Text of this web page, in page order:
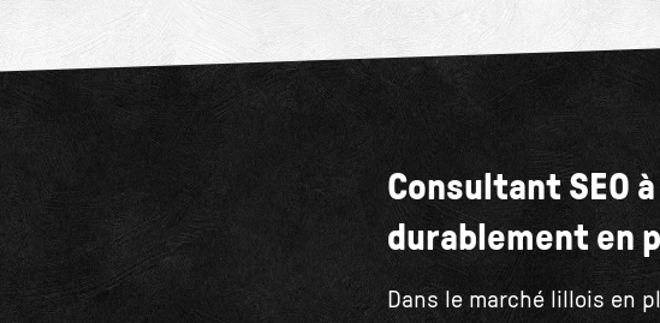
Consultant SEO
durablement en
Dans le marché lillois en